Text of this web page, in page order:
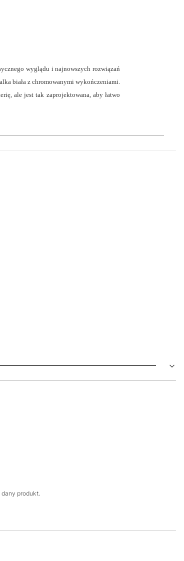
wyglądu i najnowszych rozwiązań
biała z chromowanymi wykończeniami.
ale jest tak zaprojektowana, aby łatwo
produkt.